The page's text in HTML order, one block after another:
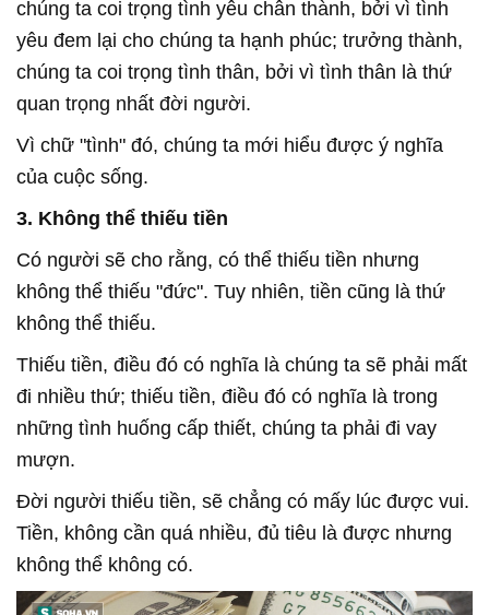
chúng ta coi trọng tình yêu chân thành, bởi vì tình
yêu đem lại cho chúng ta hạnh phúc; trưởng thành,
chúng ta coi trọng tình thân, bởi vì tình thân là thứ
quan trọng nhất đời người.
Vì chữ "tình" đó, chúng ta mới hiểu được ý nghĩa
của cuộc sống.
3. Không thể thiếu tiền
Có người sẽ cho rằng, có thể thiếu tiền nhưng
không thể thiếu "đức". Tuy nhiên, tiền cũng là thứ
không thể thiếu.
Thiếu tiền, điều đó có nghĩa là chúng ta sẽ phải mất
đi nhiều thứ; thiếu tiền, điều đó có nghĩa là trong
những tình huống cấp thiết, chúng ta phải đi vay
mượn.
Đời người thiếu tiền, sẽ chẳng có mấy lúc được vui.
Tiền, không cần quá nhiều, đủ tiêu là được nhưng
không thể không có.